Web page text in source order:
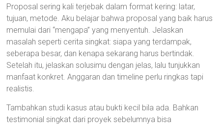
Proposal sering kali terjebak dalam format kering: latar,
tujuan, metode. Aku belajar bahwa proposal yang baik harus
memulai dari “mengapa” yang menyentuh. Jelaskan
masalah seperti cerita singkat: siapa yang terdampak,
seberapa besar, dan kenapa sekarang harus bertindak.
Setelah itu, jelaskan solusimu dengan jelas, lalu tunjukkan
manfaat konkret. Anggaran dan timeline perlu ringkas tapi
realistis.
Tambahkan studi kasus atau bukti kecil bila ada. Bahkan
testimonial singkat dari proyek sebelumnya bisa